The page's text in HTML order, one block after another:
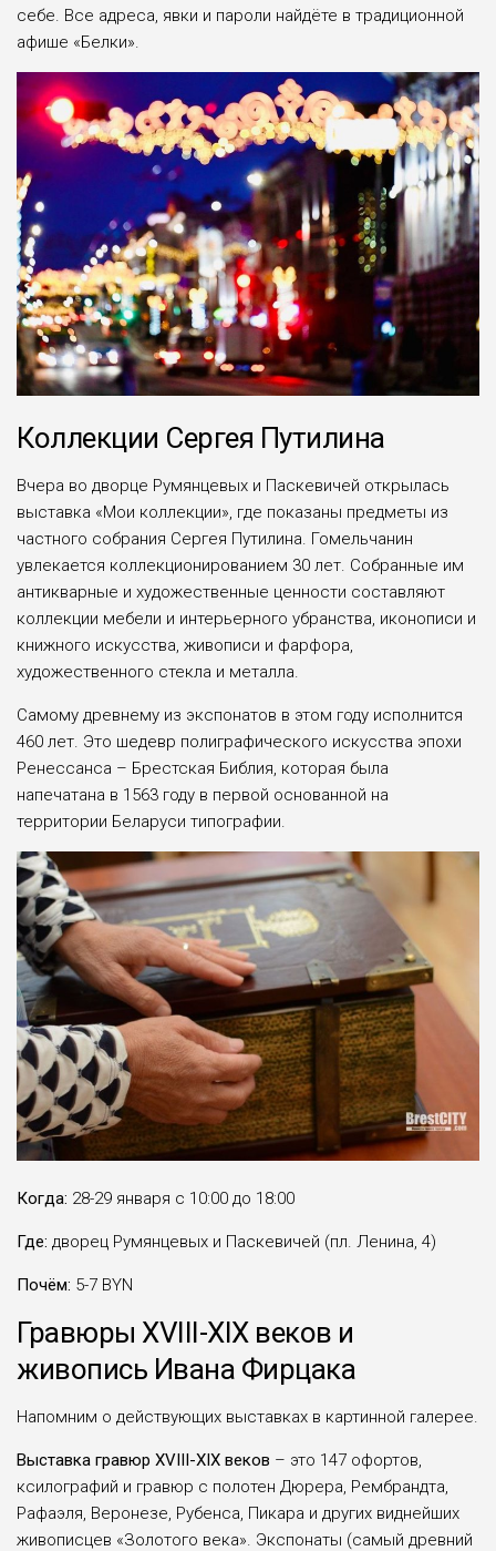
себе. Все адреса, явки и пароли найдёте в традиционной
афише «Белки».
Коллекции Сергея Путилина
Вчера во дворце Румянцевых и Паскевичей открылась
выставка «Мои коллекции», где показаны предметы из
частного собрания Сергея Путилина. Гомельчанин
увлекается коллекционированием 30 лет. Собранные им
антикварные и художественные ценности составляют
коллекции мебели и интерьерного убранства, иконописи и
книжного искусства, живописи и фарфора,
художественного стекла и металла.
Самому древнему из экспонатов в этом году исполнится
460 лет. Это шедевр полиграфического искусства эпохи
Ренессанса – Брестская Библия, которая была
напечатана в 1563 году в первой основанной на
территории Беларуси типографии.
Когда: 28-29 января с 10:00 до 18:00
Где: дворец Румянцевых и Паскевичей (пл. Ленина, 4)
Почём: 5-7 BYN
Гравюры XVIII-XIX веков и
живопись Ивана Фирцака
Напомним о действующих выставках в картинной галерее.
Выставка гравюр XVIII-XIX веков – это 147 офортов,
ксилографий и гравюр с полотен Дюрера, Рембрандта,
Рафаэля, Веронезе, Рубенса, Пикара и других виднейших
живописцев «Золотого века». Экспонаты (самый древний